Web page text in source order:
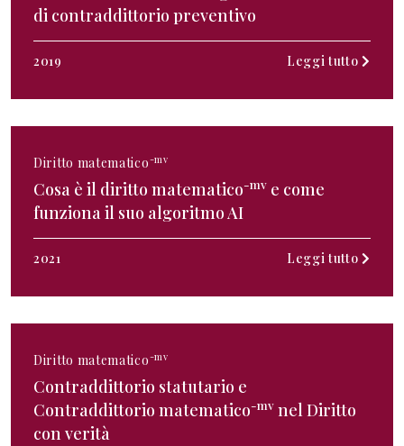
di contraddittorio preventivo
2019 Leggi tutto
Diritto matematico-mv
Cosa è il diritto matematico-mv e come
funziona il suo algoritmo AI
2021 Leggi tutto
Diritto matematico-mv
Contraddittorio statutario e
Contraddittorio matematico-mv nel Diritto
con verità